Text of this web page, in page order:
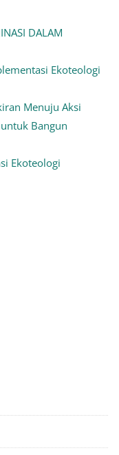
DALAM
Ekoteologi
Menuju Aksi
Bangun
Ekoteologi